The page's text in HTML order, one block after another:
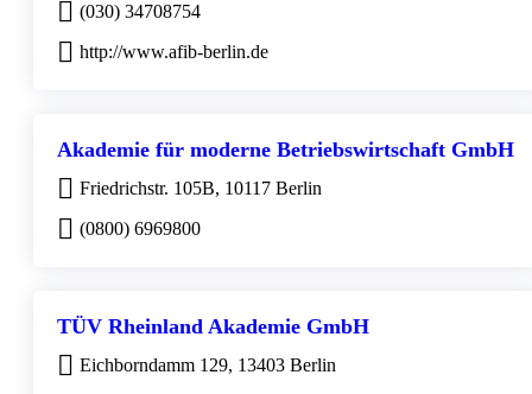
(030) 34708754
http://www.afib-berlin.de
Akademie für moderne Betriebswirtschaft GmbH
Friedrichstr. 105B, 10117 Berlin
(0800) 6969800
TÜV Rheinland Akademie GmbH
Eichborndamm 129, 13403 Berlin